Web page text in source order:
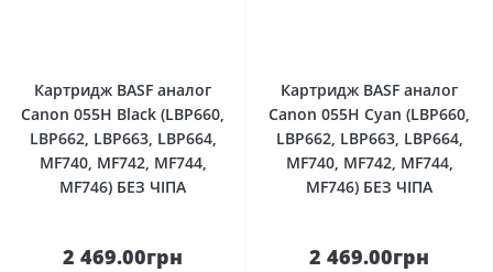
Картридж BASF аналог
Canon 055H Black (LBP660,
LBP662, LBP663, LBP664,
MF740, MF742, MF744,
MF746) БЕЗ ЧІПА
2 469.00грн
Картридж BASF аналог
Canon 055H Cyan (LBP660,
LBP662, LBP663, LBP664,
MF740, MF742, MF744,
MF746) БЕЗ ЧІПА
2 469.00грн